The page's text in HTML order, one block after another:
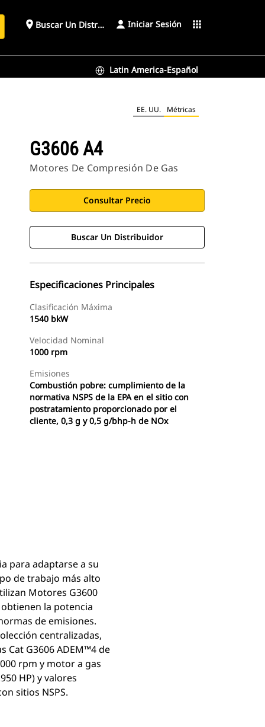
place Buscar Un Distribuidor Iniciar Sesión apps
Latin America-Español
EE. UU. Métricas
G3606 A4
Motores De Compresión De Gas
Consultar Precio
Buscar Un Distribuidor
Especificaciones Principales
Clasificación Máxima
1540 bkW
Velocidad Nominal
1000 rpm
Emisiones
Combustión pobre: cumplimiento de la
normativa NSPS de la EPA en el sitio con
postratamiento proporcionado por el
cliente, 0,3 g y 0,5 g/bhp-h de NOx
para adaptarse a su
de trabajo más alto
Motores G3600
la potencia
de emisiones.
centralizadas,
Cat G3606 ADEM™4 de
rpm y motor a gas
HP) y valores
sitios NSPS.